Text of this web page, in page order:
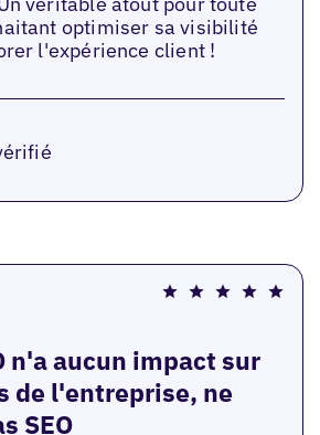
optimiser sa visibilité
l'expérience client !
n'a aucun impact sur
de l'entreprise, ne
SEO